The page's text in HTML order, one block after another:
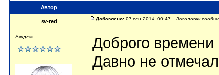
Автор
sv-red Добавлено: 07 сен 2014, 00:47 Заголовок
Академ.
Доброго времени
Давно не